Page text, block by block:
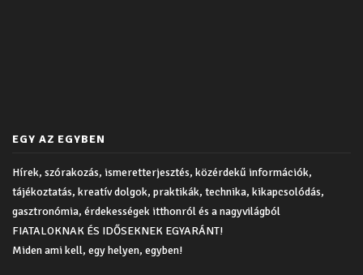
EGY AZ EGYBEN
Hírek, szórakozás, ismeretterjesztés, közérdekű információk,
tájékoztatás, kreatív dolgok, praktikák, technika, kikapcsolódás,
gasztronómia, érdekességek itthonról és a nagyvilágból
FIATALOKNAK ÉS IDŐSEKNEK EGYARÁNT!
Miden ami kell, egy helyen, egyben!